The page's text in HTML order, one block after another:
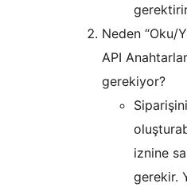
Neden “Oku/
API
gerekiyor?
iznine
gerekir.